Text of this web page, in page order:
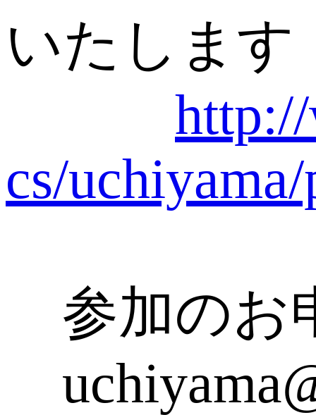
いたします
cs/
参加のお